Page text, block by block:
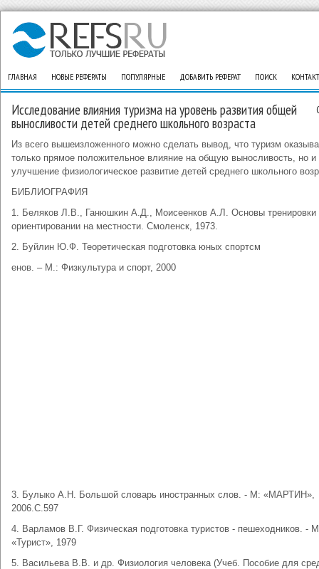
ГЛАВНАЯ НОВЫЕ РЕФЕРАТЫ ПОПУЛЯРНЫЕ ДОБАВИТЬ РЕФЕРАТ ПОИСК
Исследование влияния туризма на уровень развития общей
выносливости детей среднего школьного возраста
Из всего вышеизложенного можно сделать вывод, что туризм
только прямое положительное влияние на общую выносливость, но и
улучшение физиологическое развитие детей среднего школьного
БИБЛИОГРАФИЯ
1. Беляков Л.В., Ганюшкин А.Д., Моисеенков А.Л. Основы тренировки
ориентировании на местности. Смоленск, 1973.
2. Буйлин Ю.Ф. Теоретическая подготовка юных спортсм
енов. – М.: Физкультура и спорт, 2000
3. Булыко А.Н. Большой словарь иностранных слов. - М: «МАРТИН»,
2006.С.597
4. Варламов В.Г. Физическая подготовка туристов - пешеходников. -
«Турист», 1979
5. Васильева В.В. и др. Физиология человека (Учеб. Пособие для